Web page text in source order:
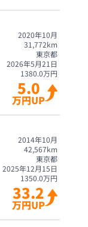
2020年10月
31,772km
東京都
2026年5月21日
1380.0万円
5.0
万円UP
2014年10月
42,567km
東京都
2025年12月15日
1350.0万円
33.2
万円UP